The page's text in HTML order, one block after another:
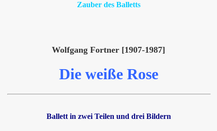
Zauber des Balletts
Wolfgang Fortner [1907-1987]
Die weiße Rose
Ballett in zwei Teilen und drei Bildern